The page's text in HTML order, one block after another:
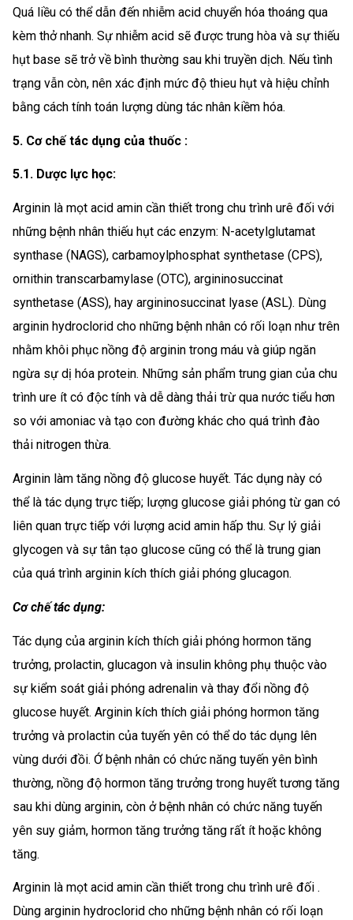
Quá liều có thể dẫn đến nhiễm acid chuyển hóa thoáng qua
kèm thở nhanh. Sự nhiễm acid sẽ được trung hòa và sự thiếu
hụt base sẽ trở về bình thường sau khi truyền dịch. Nếu tình
trạng vẫn còn, nên xác định mức độ thieu hụt và hiệu chỉnh
bằng cách tính toán lượng dùng tác nhân kiềm hóa.
5. Cơ chế tác dụng của thuốc :
5.1. Dược lực học:
Arginin là mọt acid amin cần thiết trong chu trình urê đối với
những bệnh nhân thiếu hụt các enzym: N-acetylglutamat
synthase (NAGS), carbamoylphosphat synthetase (CPS),
ornithin transcarbamylase (OTC), argininosuccinat
synthetase (ASS), hay argininosuccinat lyase (ASL). Dùng
arginin hydroclorid cho những bệnh nhân có rối loạn như trên
nhằm khôi phục nồng độ arginin trong máu và giúp ngăn
ngừa sự dị hóa protein. Những sản phẩm trung gian của chu
trình ure ít có độc tính và dễ dàng thải trừ qua nước tiểu hơn
so với amoniac và tạo con đường khác cho quá trình đào
thải nitrogen thừa.
Arginin làm tăng nồng độ glucose huyết. Tác dụng này có
thể là tác dụng trực tiếp; lượng glucose giải phóng từ gan có
liên quan trực tiếp với lượng acid amin hấp thu. Sự lý giải
glycogen và sự tân tạo glucose cũng có thể là trung gian
của quá trình arginin kích thích giải phóng glucagon.
Cơ chế tác dụng:
Tác dụng của arginin kích thích giải phóng hormon tăng
trưởng, prolactin, glucagon và insulin không phụ thuộc vào
sự kiểm soát giải phóng adrenalin và thay đổi nồng độ
glucose huyết. Arginin kích thích giải phóng hormon tăng
trưởng và prolactin của tuyến yên có thể do tác dụng lên
vùng dưới đồi. Ớ bệnh nhân có chức năng tuyến yên bình
thường, nồng độ hormon tăng trưởng trong huyết tương tăng
sau khi dùng arginin, còn ở bệnh nhân có chức năng tuyến
yên suy giảm, hormon tăng trưởng tăng rất ít hoặc không
tăng.
Arginin là mọt acid amin cần thiết trong chu trình urê đối .
Dùng arginin hydroclorid cho những bệnh nhân có rối loạn